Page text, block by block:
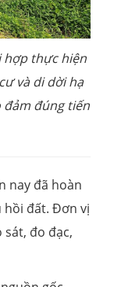
hợp thực hiện
và di dời hạ
đảm đúng tiến
nay đã hoàn
đất. Đơn vị
đo đạc,